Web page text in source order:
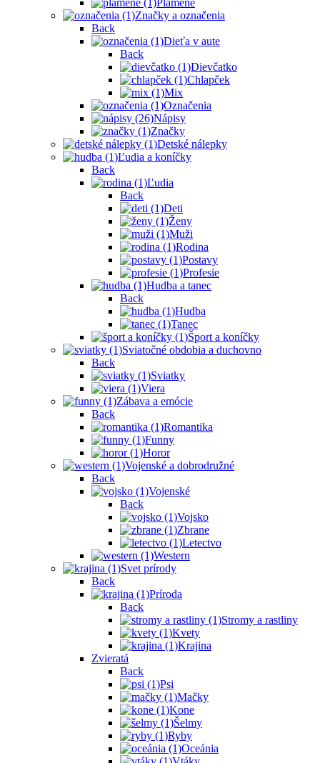
Plamene
Značky a označenia
Back
Dieťa v aute
Back
Dievčatko
Chlapček
Mix
Označenia
Nápisy
Značky
Detské nálepky
Ľudia a koníčky
Back
Ľudia
Back
Deti
Ženy
Muži
Rodina
Postavy
Profesie
Hudba a tanec
Back
Hudba
Tanec
Šport a koníčky
Sviatočné obdobia a duchovno
Back
Sviatky
Viera
Zábava a emócie
Back
Romantika
Funny
Horor
Vojenské a dobrodružné
Back
Vojenské
Back
Vojsko
Zbrane
Letectvo
Western
Svet prírody
Back
Príroda
Back
Stromy a rastliny
Kvety
Krajina
Zvieratá
Back
Psi
Mačky
Kone
Šelmy
Ryby
Oceánia